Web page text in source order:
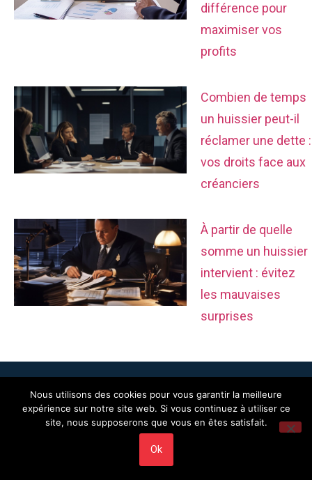
différence pour
maximiser vos
profits
Combien de temps
un huissier peut-il
réclamer une dette :
vos droits face aux
créanciers
À partir de quelle
somme un huissier
intervient : évitez
les mauvaises
surprises
Nous utilisons des cookies pour vous garantir la meilleure
expérience sur notre site web. Si vous continuez à utiliser ce
site, nous supposerons que vous en êtes satisfait.
Ok